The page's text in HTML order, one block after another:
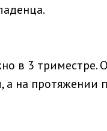
в 3 триместре.
а на протяжении